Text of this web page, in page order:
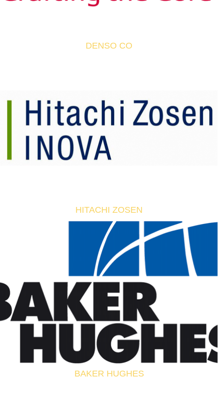
DENSO CO
HITACHI ZOSEN
BAKER HUGHES